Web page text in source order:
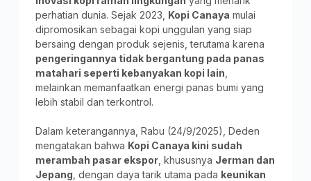
perhatian dunia. Sejak 2023, Kopi Canaya mulai
dipromosikan sebagai kopi unggulan yang siap
bersaing dengan produk sejenis, terutama karena
pengeringannya tidak bergantung pada panas
matahari seperti kebanyakan kopi lain
melainkan memanfaatkan energi panas bumi yang
lebih stabil dan terkontrol.
Dalam keterangannya, Rabu (24/9/2025), Deden
mengatakan bahwa Kopi Canaya kini sudah
merambah pasar ekspor, khususnya Jerman dan
Jepang , dengan daya tarik utama pada keunikan